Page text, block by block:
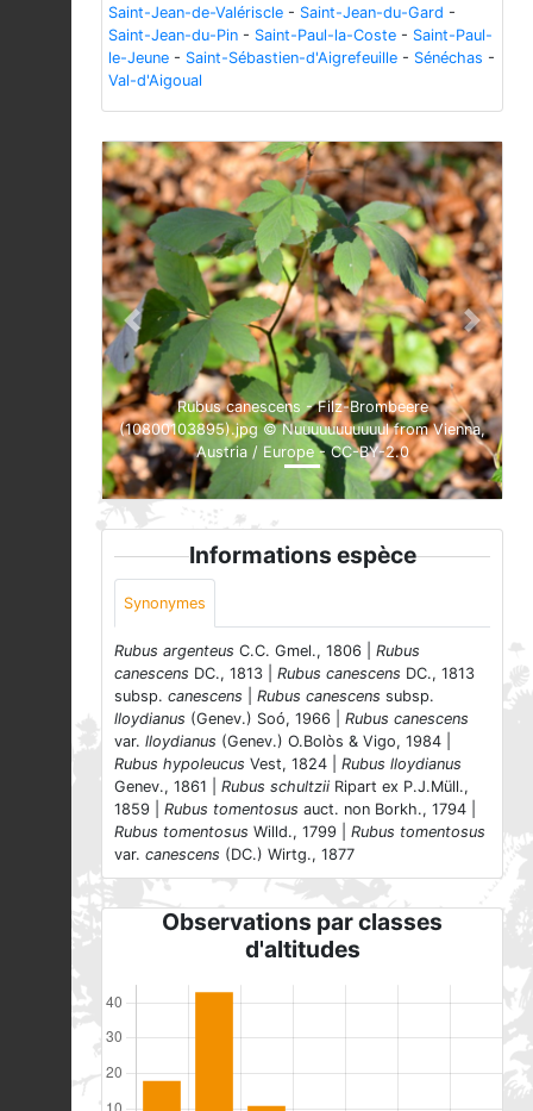
Saint-Jean-de-Valériscle - Saint-Jean-du-Gard -
Saint-Jean-du-Pin - Saint-Paul-la-Coste - Saint-Paul-
le-Jeune - Saint-Sébastien-d'Aigrefeuille - Sénéchas -
Val-d'Aigoual
Rubus canescens - Filz-Brombeere
(10800103895).jpg © Nuuuuuuuuuuul from Vienna,
Austria / Europe - CC-BY-2.0
Previous Next
Informations espèce
Synonymes
Rubus argenteus C.C. Gmel., 1806 | Rubus
canescens DC., 1813 | Rubus canescens DC., 1813
subsp. canescens Rubus canescens subsp.
lloydianus (Genev.) Soó, 1966 | Rubus canescens
var. lloydianus (Genev.) O.Bolòs & Vigo, 1984 |
Rubus hypoleucus Vest, 1824 | Rubus lloydianus
Genev., 1861 | Rubus schultzii Ripart ex P.J.Müll.,
1859 | Rubus tomentosus auct. non Borkh., 1794 |
Rubus tomentosus Willd., 1799 | Rubus tomentosus
var. canescens (DC.) Wirtg., 1877
Observations par classes
d'altitudes